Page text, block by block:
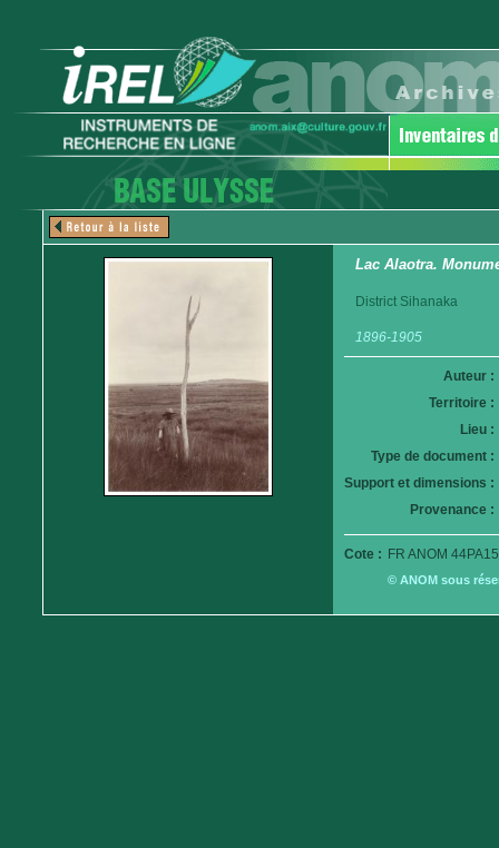
Lac Alaotra.
District Sihanaka
1896-1905
Auteur :
Territoire :
Lieu :
Type de document :
Support et dimensions :
Provenance :
Cote : FR ANOM
© ANOM sous